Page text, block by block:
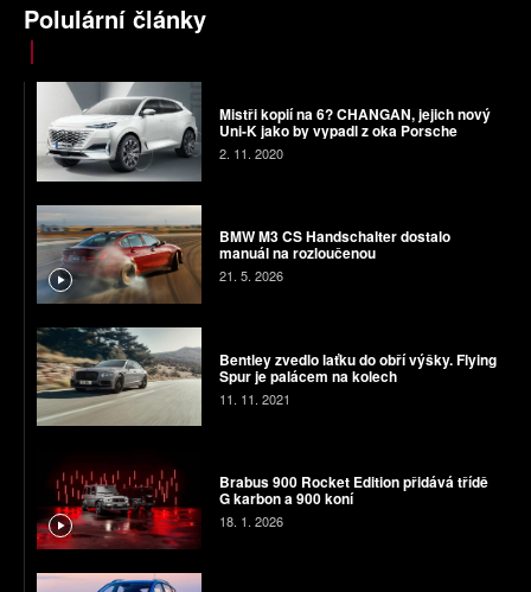
Polulární články
Mistři kopií na 6? CHANGAN, jejich nový
Uni-K jako by vypadl z oka Porsche
2. 11. 2020
BMW M3 CS Handschalter dostalo
manuál na rozloučenou
21. 5. 2026
Bentley zvedlo laťku do obří výšky. Flying
Spur je palácem na kolech
11. 11. 2021
Brabus 900 Rocket Edition přidává třídě
G karbon a 900 koní
18. 1. 2026